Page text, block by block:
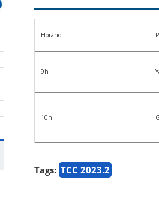
Horário
9h
10h
Tags: TCC 2023.2